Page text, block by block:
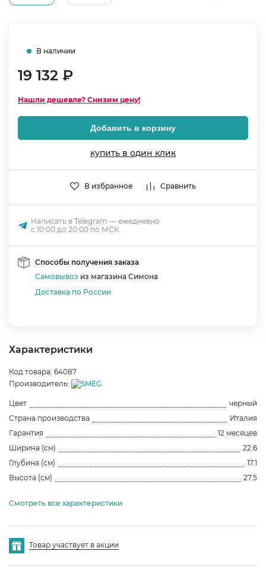
В наличии
19 132 ₽
Нашли дешевле? Снизим цену!
Добавить в корзину
купить в один клик
В избранное Сравнить
Написать в Telegram — ежедневно
с 10:00 до 20:00 по МСК.
Способы получения заказа
Самовывоз из магазина Симона
Доставка по России
Характеристики
Код товара: 64087
Производитель:
Цвет
черный
Страна производства
Италия
Гарантия
12 месяцев
Ширина (см)
22.6
Глубина (см)
17.1
Высота (см)
27.5
Смотреть все характеристики
Товар участвует в акции